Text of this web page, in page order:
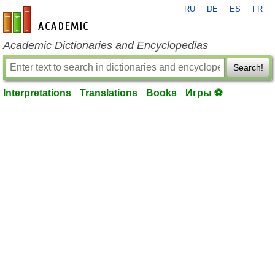
en-academic.com
RU DE ES FR
Academic Dictionaries and Encyclopedias
Search!
Interpretations Translations Books Игры ⚽